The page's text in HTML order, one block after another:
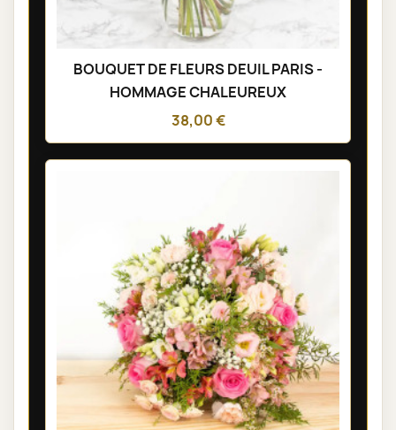
BOUQUET DE FLEURS DEUIL PARIS -
HOMMAGE CHALEUREUX
38,00 €